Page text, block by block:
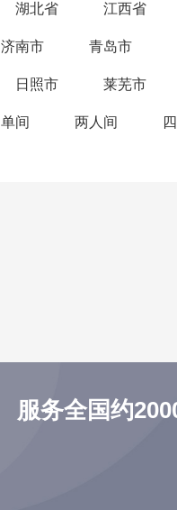
湖北省 江西省
济南市 青岛市
日照市 莱芜市
单间 两人间
服务全国约